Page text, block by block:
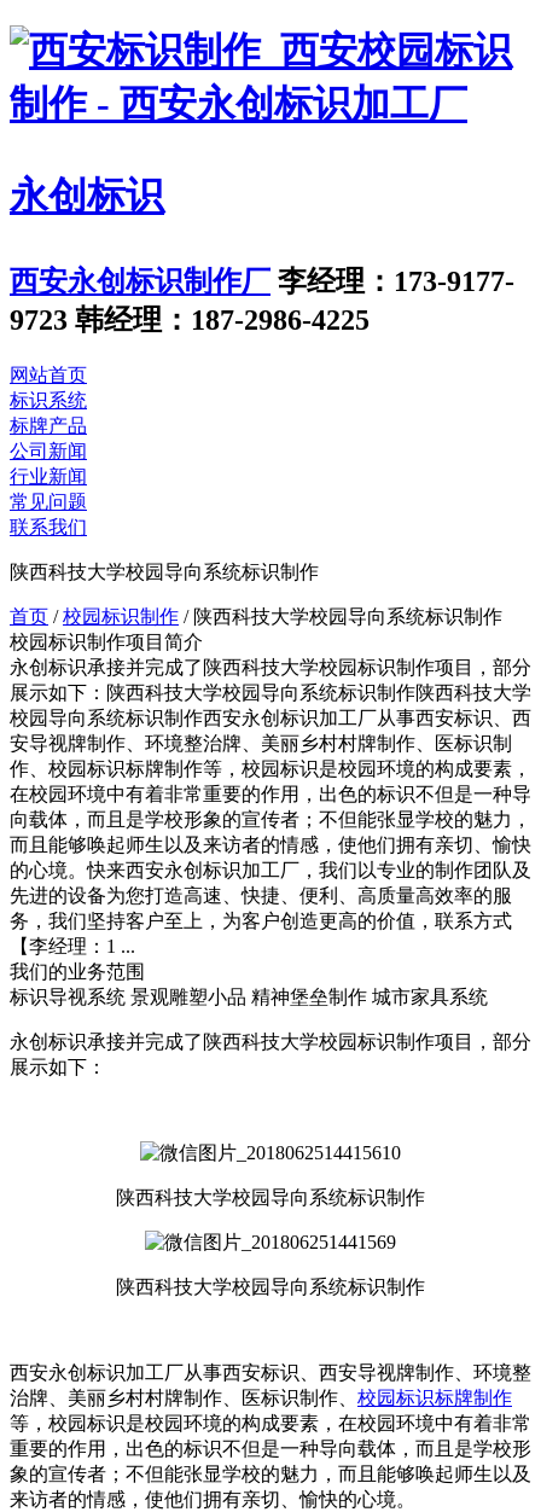
永创标识
西安永创标识制作厂 李经理：173-9177-
9723 韩经理：187-2986-4225
网站首页
标识系统
标牌产品
公司新闻
行业新闻
常见问题
联系我们
陕西科技大学校园导向系统标识制作
首页 / 校园标识制作 /陕西科技大学校园导向系统标识制作
校园标识制作项目简介
永创标识承接并完成了陕西科技大学校园标识制作项目，部分
展示如下：陕西科技大学校园导向系统标识制作陕西科技大学
校园导向系统标识制作西安永创标识加工厂从事西安标识、西
安导视牌制作、环境整治牌、美丽乡村村牌制作、医标识制
作、校园标识标牌制作等，校园标识是校园环境的构成要素，
在校园环境中有着非常重要的作用，出色的标识不但是一种导
向载体，而且是学校形象的宣传者；不但能张显学校的魅力，
而且能够唤起师生以及来访者的情感，使他们拥有亲切、愉快
的心境。快来西安永创标识加工厂，我们以专业的制作团队及
先进的设备为您打造高速、快捷、便利、高质量高效率的服
务，我们坚持客户至上，为客户创造更高的价值，联系方式
【李经理：1 ...
我们的业务范围
标识导视系统 景观雕塑小品 精神堡垒制作 城市家具系统
永创标识承接并完成了陕西科技大学校园标识制作项目，部分
展示如下：
陕西科技大学校园导向系统标识制作
陕西科技大学校园导向系统标识制作
西安永创标识加工厂从事西安标识、西安导视牌制作、环境整
治牌、美丽乡村村牌制作、医标识制作、 校园标识标牌制作
等，校园标识是校园环境的构成要素，在校园环境中有着非常
重要的作用，出色的标识不但是一种导向载体，而且是学校形
象的宣传者；不但能张显学校的魅力，而且能够唤起师生以及
来访者的情感，使他们拥有亲切、愉快的心境。